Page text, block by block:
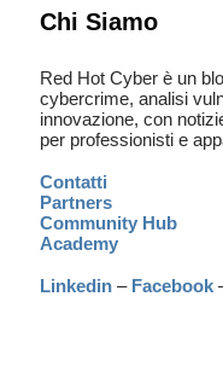
Chi Siamo
Red Hot Cyber è un
cybercrime, analisi
innovazione, con
per professionisti e
Contatti
Partners
Community Hub
Academy
Linkedin – Facebook